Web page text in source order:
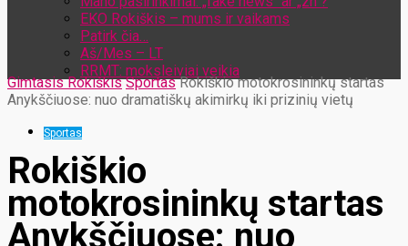
EKO Rokiškis – mums ir vaikams
Patirk čia…
Aš/Mes – LT
RRMT: moksleiviai veikia
Gimtasis Rokiškis Sportas Rokiškio motokrosininkų startas
Anykščiuose: nuo dramatiškų akimirkų iki prizinių vietų
Sportas
Rokiškio
motokrosininkų startas
Anykščiuose: nuo